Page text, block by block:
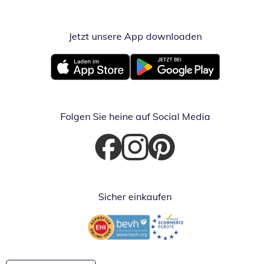
Jetzt unsere App downloadenÖffnet in
Öffnet in neuem FensterÖffnet in neuem Fenster
Folgen Sie heine auf Social Media
Öffnet in neuem Fenster
Öffnet in neuem Fenster
Öffnet in neuem Fenster
Sicher einkaufen
Öffnet in neuem FensterÖffnet in neuem Fenster